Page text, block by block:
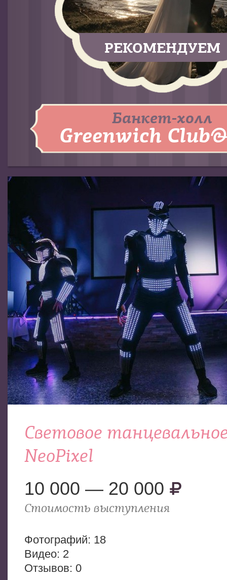
РЕКОМЕНДУЕМ
Банкет-холл
Greenwich
Световое
NeoPixel
10 000 — 20 000
Стоимость выступления
Фотогрaфий: 18
Видео: 2
Отзывов: 0